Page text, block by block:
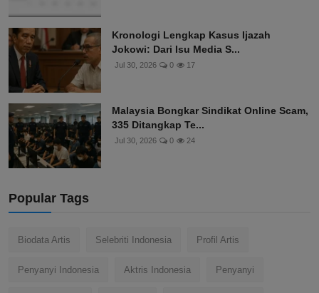
Kronologi Lengkap Kasus Ijazah
Jokowi: Dari Isu Media S...
Jul 30, 2026 0 17
Malaysia Bongkar Sindikat Online Scam,
335 Ditangkap Te...
Jul 30, 2026 0 24
Popular Tags
Biodata Artis Selebriti Indonesia Profil Artis
Penyanyi Indonesia Aktris Indonesia Penyanyi